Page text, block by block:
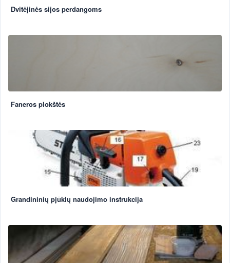
Dvitėjinės sijos perdangoms
Faneros plokštės
Grandininių pjūklų naudojimo instrukcija